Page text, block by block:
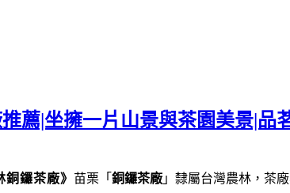
薦|坐擁一片山景與茶園美景|品
銅鑼茶廠》 苗栗「 銅鑼茶廠 」隸屬台灣農林，茶